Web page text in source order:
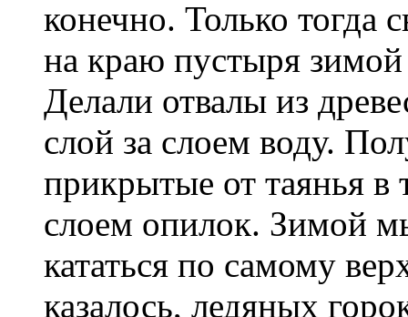
конечно. Только тогда
на краю пустыря
Делали отвалы из
слой за слоем воду.
прикрытые от таянья в
слоем опилок. Зимой
кататься по самому
казалось, ледяных